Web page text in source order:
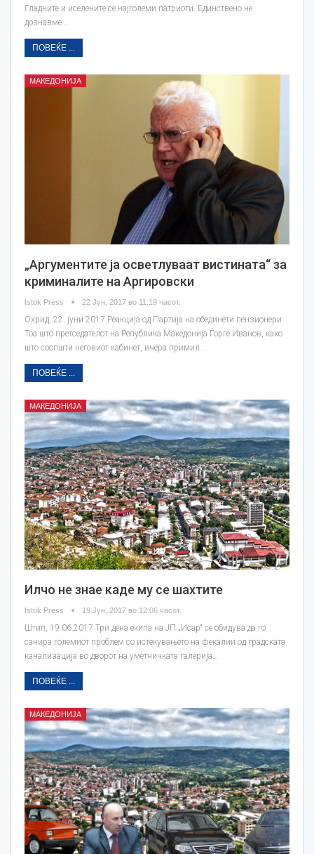
Гладните и иселените се најголеми патриоти. Единствено не
дознавме…
ПОВЕЌЕ ...
МАКЕДОНИЈА
„Аргументите ја осветлуваат вистината“ за
криминалите на Аргировски
Istok Press 22 Јун, 2017 во 11:19 часот.
Охрид, 22. јуни 2017 Реакција од Партија на обединети пензионери
Тоа што претседателот на Република Македонија Ѓорге Иванов, како
што соопшти неговиот кабинет, вчера примил…
ПОВЕЌЕ ...
МАКЕДОНИЈА
Илчо не знае каде му се шахтите
Istok Press 19 Јун, 2017 во 12:06 часот.
Штип, 19.06.2017 Три дена екипа на ЈП „Исар“ се обидува да го
санира големиот проблем со истекувањето на фекалии од градската
канализација во дворот на уметничката галерија…
ПОВЕЌЕ ...
МАКЕДОНИЈА